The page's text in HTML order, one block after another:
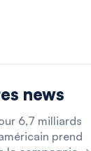
news
6,7 milliards
prend